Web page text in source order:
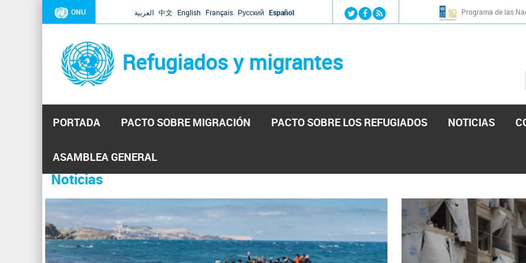
Jump to navigation
ONU العربية 中文 English Français Русский Español Programa de las
Refugiados y migrantes
PORTADA PACTO SOBRE MIGRACIÓN PACTO SOBRE LOS REFUGIADOS NOTICIAS
ASAMBLEA GENERAL
Se
encuentra
usted
aquí
Noticias
31 Ene 2019 -
El Secretario General ha respondido a la carta enviada por el presidente de la Asamblea Nacional de Venezuela solicitando a
ha reiterado que la ONU está lista para hacerlo, pero necesita el consentimiento y la colaboración del Gobierno.
P
á
g